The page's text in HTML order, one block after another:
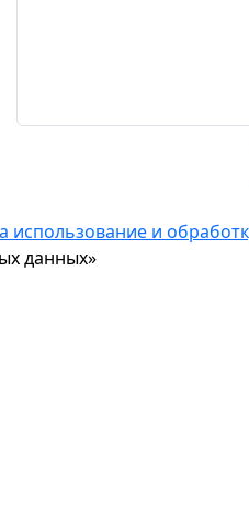
использование и
данных»